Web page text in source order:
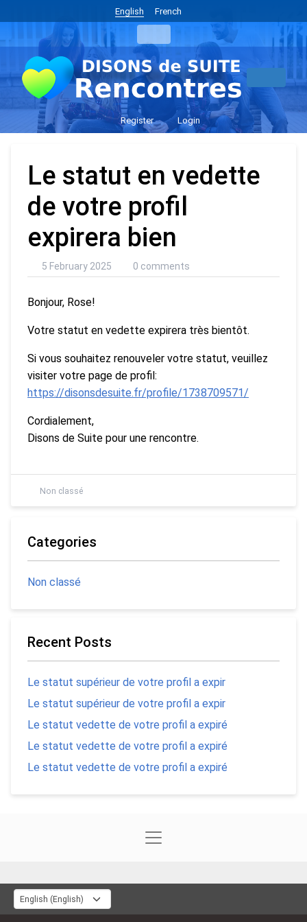
English French
Register Login
Le statut en vedette
de votre profil
expirera bien
5 February 2025 0 comments
Bonjour, Rose!
Votre statut en vedette expirera très bientôt.
Si vous souhaitez renouveler votre statut, veuillez
visiter votre page de profil:
https://disonsdesuite.fr/profile/1738709571/
Cordialement,
Disons de Suite pour une rencontre.
Non classé
Categories
Non classé
Recent Posts
Le statut supérieur de votre profil a expir
Le statut supérieur de votre profil a expir
Le statut vedette de votre profil a expiré
Le statut vedette de votre profil a expiré
Le statut vedette de votre profil a expiré